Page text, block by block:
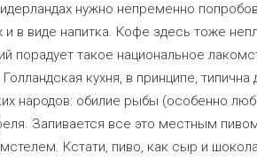
нужно непременно
и в виде напитка. Кофе здесь тоже
порадует такое национальное
кухня, в принципе, типична
народов: обилие рыбы (особенно
Запивается все это местным
Кстати, пиво, как сыр и